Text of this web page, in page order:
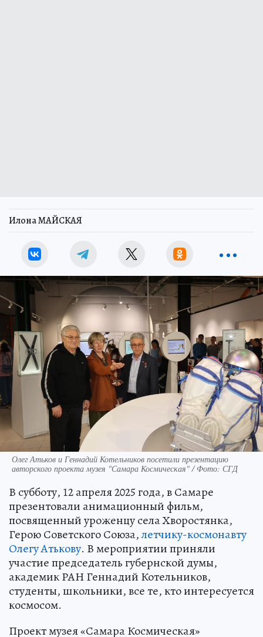
Илона МАЙСКАЯ
Олег Атьков и Геннадий Котельников посетили презентацию
авторского проекта музея "Самара Космическая" / Фото: СГД
В субботу, 12 апреля 2025 года, в Самаре
презентовали анимационный фильм,
посвященный уроженцу села Хворостянка,
Герою Советского Союза,летчику-космонавту
Олегу Атькову. В мероприятии приняли
участие председатель губернской думы,
академик РАН Геннадий Котельников,
студенты, школьники, все те, кто интересуется
космосом.
Проект музея «Самара Космическая»